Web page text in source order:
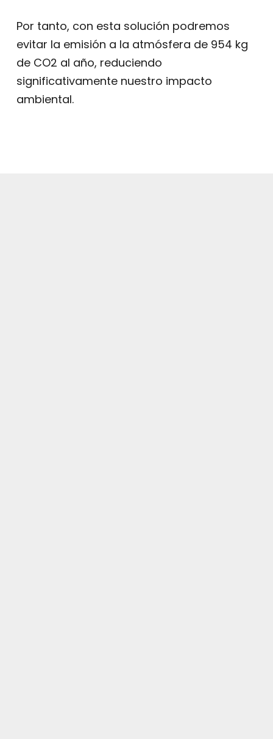
Por tanto, con esta solución podremos
evitar la emisión a la atmósfera de 954 kg
de CO2 al año, reduciendo
significativamente nuestro impacto
ambiental.